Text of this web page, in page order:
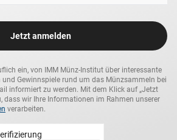
Jetzt anmelden
ein, von IMM Münz-Institut über interessante
Gewinnspiele rund um das Münzsammeln bei
informiert zu werden. Mit dem Klick auf „Jetzt
dass wir Ihre Informationen im Rahmen unserer
verarbeiten.